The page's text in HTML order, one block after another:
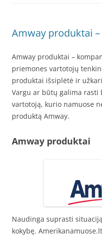
Amway produktai –
Amway produktai –
priemones vartotojų
produktai išsiplėtė ir
Vargu ar būtų galima rasti
vartotoją, kurio namuose
produktą Amway.
Amway produktai
Naudinga suprasti
kokybę. Amerikanamuose.lt